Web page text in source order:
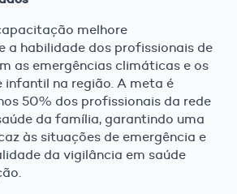
melhore
a habilidade dos profissionais de
as emergências climáticas e os
infantil na região. A meta é
50% dos profissionais da rede
da família, garantindo uma
às situações de emergência e
da vigilância em saúde